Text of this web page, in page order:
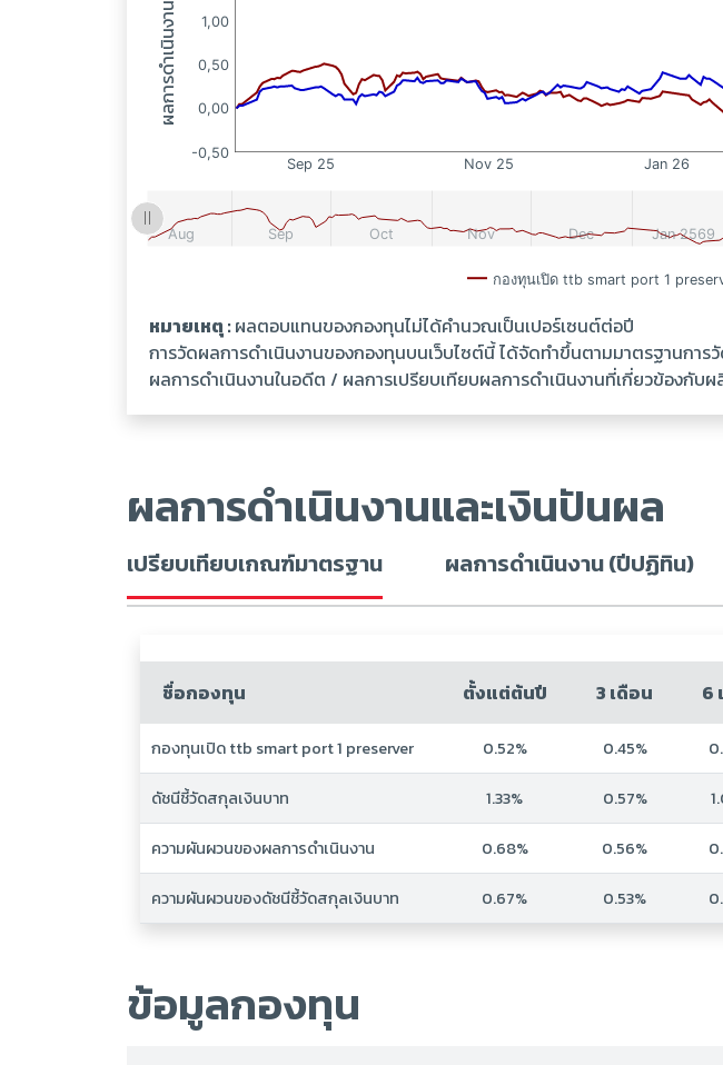
หมายเหตุ :ผลตอบแทนของกองทุนไม่ได้คำนวณเป็นเปอร์เซนต์ต่อปี
การวัดผลการดำเนินงานของกองทุนบนเว็บไซต์นี้ ได้จัดทำขึ้นตามมาตรฐานกา
ผลการดำเนินงานในอดีต / ผลการเปรียบเทียบผลการดำเนินงานที่เกี่ยวข้องกั
ผลการดำเนินงานและเงินปันผล
เปรียบเทียบเกณฑ์มาตรฐาน ผลการดำเนินงาน (ปีปฏิทิน)
ชื่อกองทุน
ตั้งแต่ต้นปี 3 เดือน 6
กองทุนเปิด ttb smart port 1 preserver 0.52% 0.45%
ดัชนีชี้วัดสกุลเงินบาท 1.33% 0.57%
ความผันผวนของผลการดำเนินงาน 0.68% 0.56%
ความผันผวนของดัชนีชี้วัดสกุลเงินบาท 0.67% 0.53%
ข้อมูลกองทุน